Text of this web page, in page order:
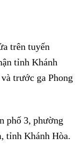
trên tuyến
tỉnh Khánh
trước ga Phong
phố 3, phường
tỉnh Khánh Hòa.